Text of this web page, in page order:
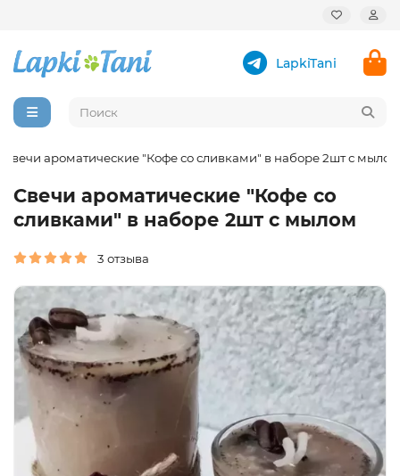
LapkiTani
Свечи ароматические "Кофе со сливками" в наборе 2шт с мылом
Свечи ароматические "Кофе со
сливками" в наборе 2шт с мылом
3 отзыва